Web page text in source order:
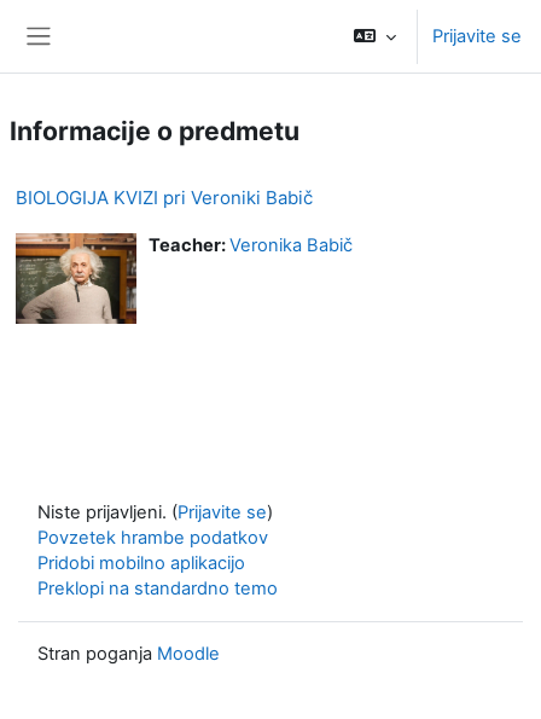
Prijavite se
Informacije o predmetu
BIOLOGIJA KVIZI pri Veroniki Babič
Teacher:Veronika Babič
Niste prijavljeni. (Prijavite se)
Povzetek hrambe podatkov
Pridobi mobilno aplikacijo
Preklopi na standardno temo
Stran poganja Moodle